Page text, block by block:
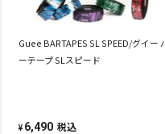
Guee BARTAPES SL SPEED/グイー
ーテープ SLスピード
¥ 6,490 税込